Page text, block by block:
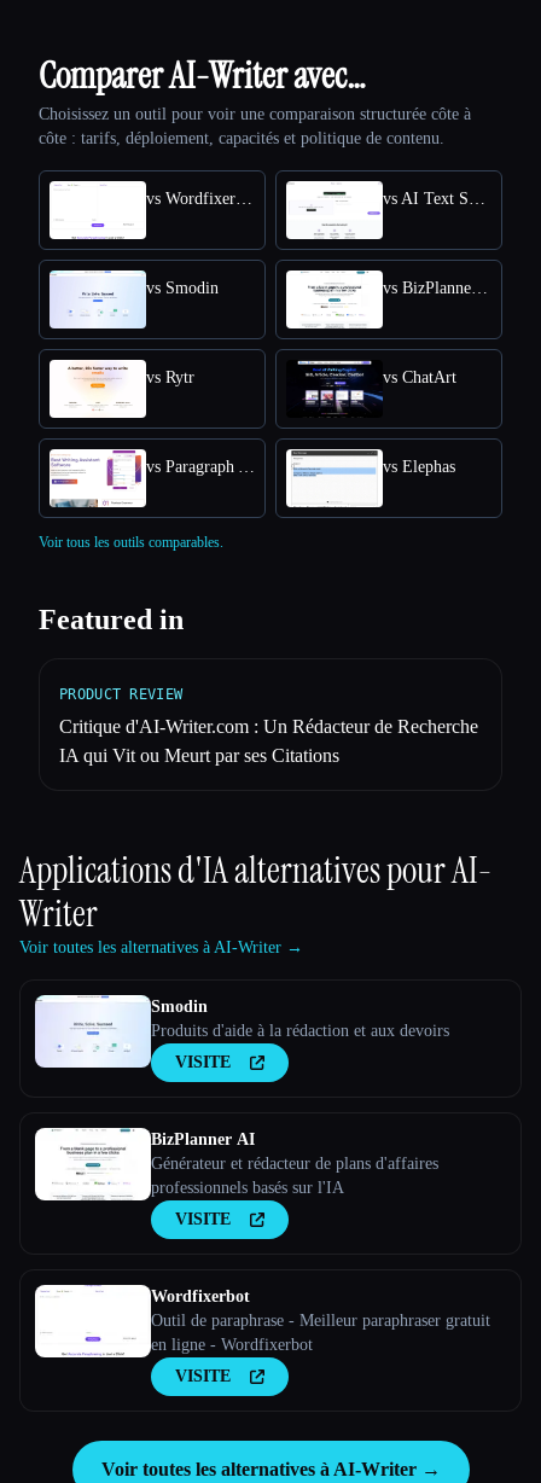
Comparer AI-Writer avec…
Choisissez un outil pour voir une comparaison structurée côte à
côte : tarifs, déploiement, capacités et politique de contenu.
vs Wordfixerbot vs AI Text Summarizer
vs Smodin vs BizPlanner AI
vs Rytr vs ChatArt
vs Paragraph AI vs Elephas
Voir tous les outils comparables.
Featured in
PRODUCT REVIEW
Critique d'AI-Writer.com : Un Rédacteur de Recherche
IA qui Vit ou Meurt par ses Citations
Applications d'IA alternatives pourAI-
Writer
Voir toutes les alternatives à AI-Writer →
Smodin
Produits d'aide à la rédaction et aux devoirs
VISITE
BizPlanner AI
Générateur et rédacteur de plans d'affaires
professionnels basés sur l'IA
VISITE
Wordfixerbot
Outil de paraphrase - Meilleur paraphraser gratuit
en ligne - Wordfixerbot
VISITE
Voir toutes les alternatives à AI-Writer →